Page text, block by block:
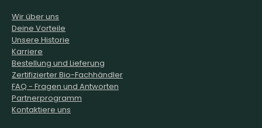
Wir über uns
Deine Vorteile
Unsere Historie
Karriere
Bestellung und Lieferung
Zertifizierter Bio-Fachhändler
FAQ - Fragen und Antworten
Partnerprogramm
Kontaktiere uns